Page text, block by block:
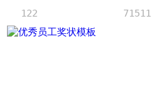
122 71511